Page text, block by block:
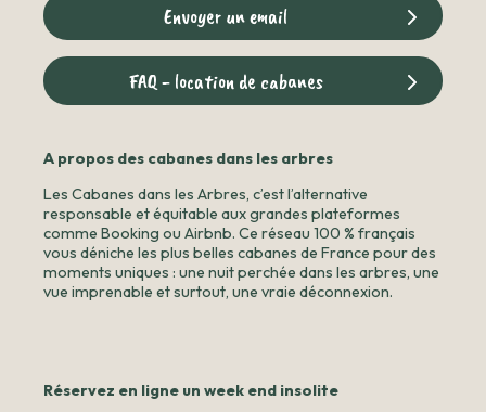
Envoyer un email
FAQ - location de cabanes
A propos des cabanes dans les arbres
Les Cabanes dans les Arbres, c’est l’alternative
responsable et équitable aux grandes plateformes
comme Booking ou Airbnb. Ce réseau 100 % français
vous déniche les plus belles cabanes de France pour des
moments uniques : une nuit perchée dans les arbres, une
vue imprenable et surtout, une vraie déconnexion.
Réservez en ligne un week end insolite